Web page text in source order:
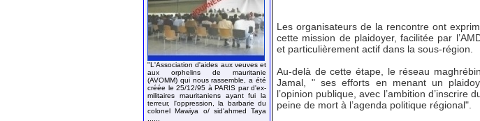
"L'Association d'aides aux veuves et
aux orphelins de mauritanie
(AVOMM) qui nous rassemble, a été
créée le 25/12/95 à PARIS par d'ex-
militaires mauritaniens ayant fui la
terreur, l'oppression, la barbarie du
colonel Mawiya o/ sid'ahmed Taya
Les organisateurs de la rencontre ont
cette mission de plaidoyer, facilitée par
et particulièrement actif dans la sous-région.
Au-delà de cette étape, le réseau
Jamal, " ses efforts en menant un
l’opinion publique, avec l’ambition d’inscrire
peine de mort à l’agenda politique régional".